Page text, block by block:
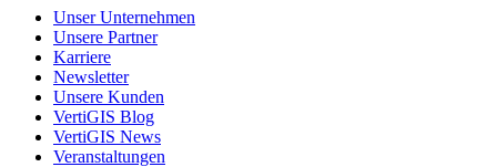
Unser Unternehmen
Unsere Partner
Karriere
Newsletter
Unsere Kunden
VertiGIS Blog
VertiGIS News
Veranstaltungen